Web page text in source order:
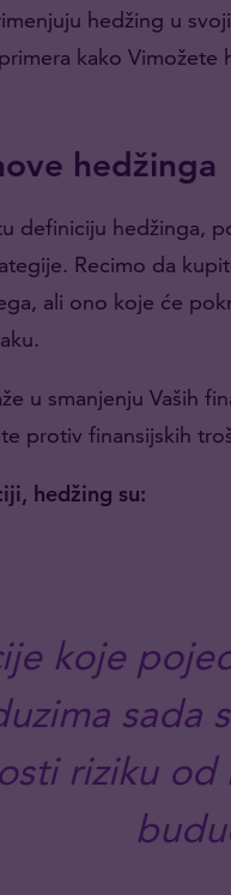
hedžing u
kako
hedžinga
definiciju hedžinga,
Recimo da
ali ono koje će
u smanjenju Vaših
protiv finansijskih
hedžing su:
koje
sada
riziku